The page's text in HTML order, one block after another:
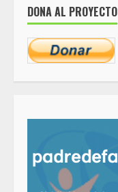
DONA AL PROYECTO